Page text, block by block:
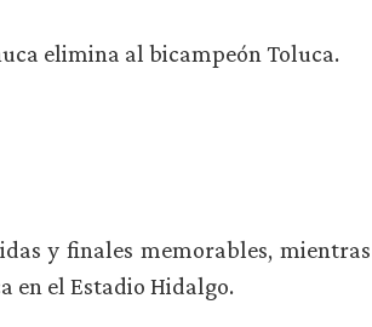
elimina al bicampeón Toluca.
y finales memorables, mientras
en el Estadio Hidalgo.